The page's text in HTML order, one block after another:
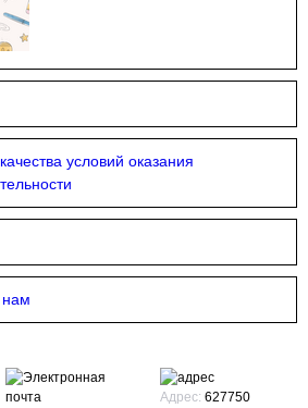
условий оказания
Адрес:627750